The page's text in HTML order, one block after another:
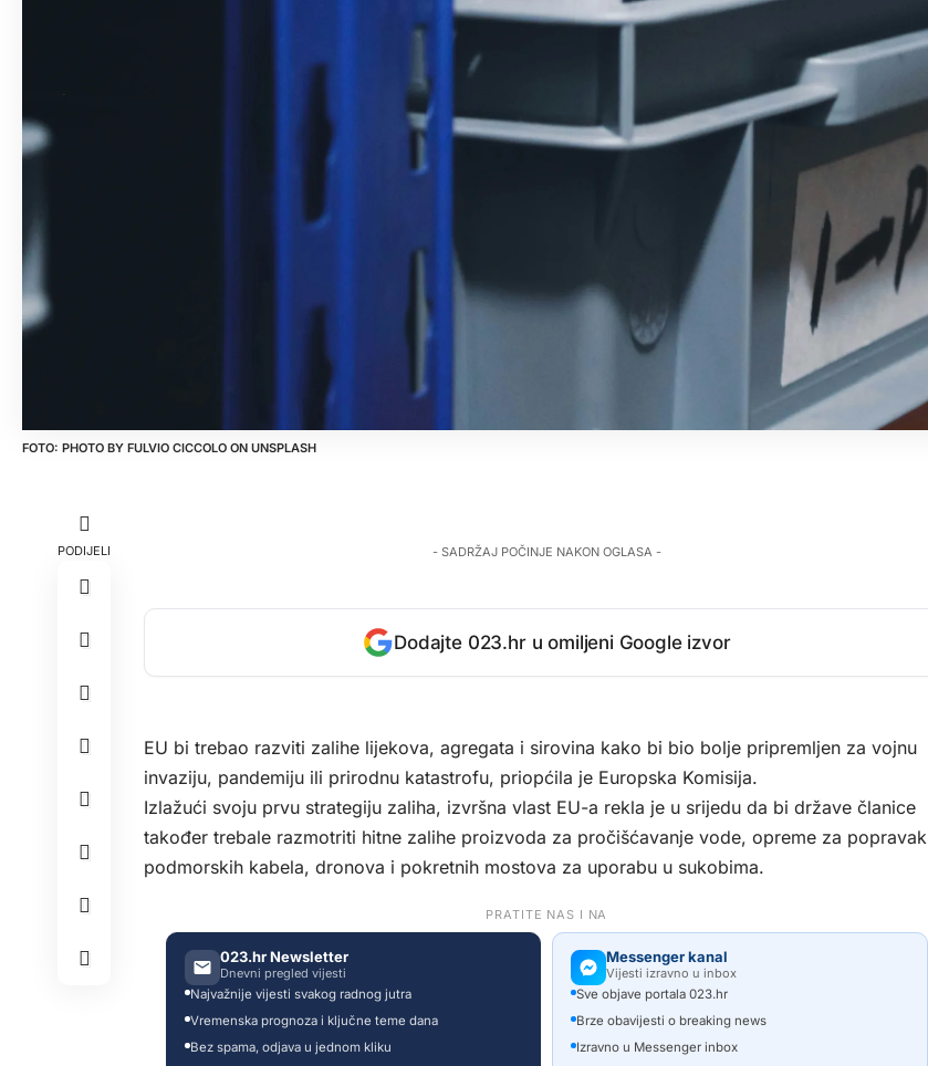
PHOTO BY FULVIO CICCOLO ON UNSPLASH
PODIJELI - SADRŽAJ POČINJE NAKON OGLASA -
Dodajte 023.hr u omiljeni Google izvor
EU bi trebao razviti zalihe lijekova, agregata i sirovina kako bi bio bolje pripremljen za vojnu
invaziju, pandemiju ili prirodnu katastrofu, priopćila je Europska Komisija.
Izlažući svoju prvu strategiju zaliha, izvršna vlast EU-a rekla je u srijedu da bi države članice
također trebale razmotriti hitne zalihe proizvoda za pročišćavanje vode, opreme za popravak
podmorskih kabela, dronova i pokretnih mostova za uporabu u sukobima.
PRATITE NAS I NA
023.hr Newsletter
Dnevni pregled vijesti
Najvažnije vijesti svakog radnog jutra
Vremenska prognoza i ključne teme dana
Bez spama, odjava u jednom kliku
Messenger kanal
Vijesti izravno u inbox
Sve objave portala 023.hr
Brze obavijesti o breaking news
Izravno u Messenger inbox